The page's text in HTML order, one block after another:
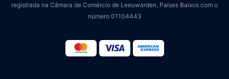
registrada na Câmara de Comércio de Leeuwarden, Países Baixos com o
número 01104443